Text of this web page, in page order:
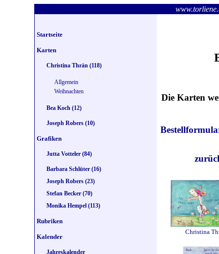
Startseite
Karten
Christina Thrän (118)
Allgemein
Weihnachten
Bea Koch (12)
Joseph Robers (10)
Grafiken
Jutta Votteler (84)
Barbara Schlüter (16)
Joseph Robers (23)
Stefan Becker (70)
Monika Hempel (113)
Rubriken
Kalender
Jahreskalender
Die Karten
Christina